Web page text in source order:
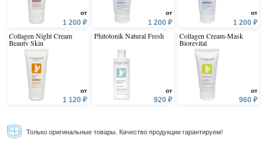
от
1 200 ₽
Collagen Night Cream
Beauty Skin
от
1 120 ₽
от
1 200 ₽
Phitotonik Natural Fresh
от
920 ₽
от
1 200 ₽
Collagen Cream-Mask
Biorevital
от
960 ₽
Только оригинальные товары. Качество продукции гарантируем!